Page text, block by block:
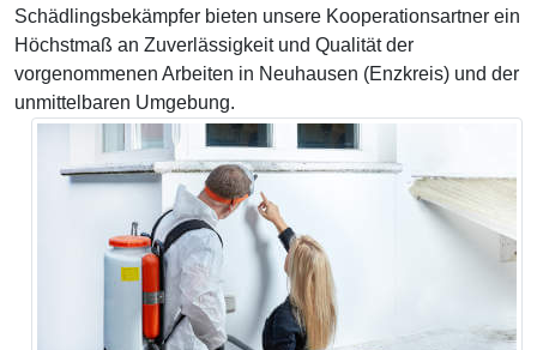
Schädlingsbekämpfer bieten unsere Kooperationsartner ein
Höchstmaß an Zuverlässigkeit und Qualität der
vorgenommenen Arbeiten in Neuhausen (Enzkreis) und der
unmittelbaren Umgebung.